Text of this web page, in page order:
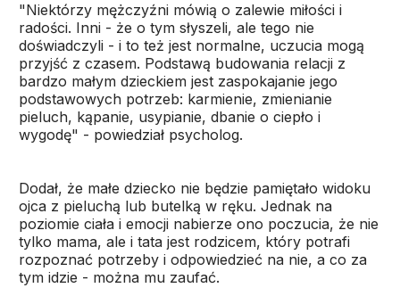
"Niektórzy mężczyźni mówią o zalewie miłości i
radości. Inni - że o tym słyszeli, ale tego nie
doświadczyli - i to też jest normalne, uczucia mogą
przyjść z czasem. Podstawą budowania relacji z
bardzo małym dzieckiem jest zaspokajanie jego
podstawowych potrzeb: karmienie, zmienianie
pieluch, kąpanie, usypianie, dbanie o ciepło i
wygodę" - powiedział psycholog.
Dodał, że małe dziecko nie będzie pamiętało widoku
ojca z pieluchą lub butelką w ręku. Jednak na
poziomie ciała i emocji nabierze ono poczucia, że nie
tylko mama, ale i tata jest rodzicem, który potrafi
rozpoznać potrzeby i odpowiedzieć na nie, a co za
tym idzie - można mu zaufać.